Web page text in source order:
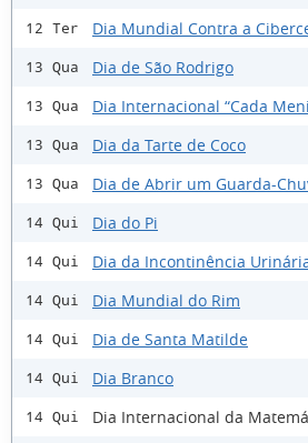
12 Ter Dia Mundial Contra a
13 Qua Dia de São Rodrigo
13 Qua Dia Internacional “Cada
13 Qua Dia da Tarte de Coco
13 Qua Dia de Abrir um Guarda-
14 Qui Dia do Pi
14 Qui Dia da Incontinência
14 Qui Dia Mundial do Rim
14 Qui Dia de Santa Matilde
14 Qui Dia Branco
14 Qui Dia Internacional da